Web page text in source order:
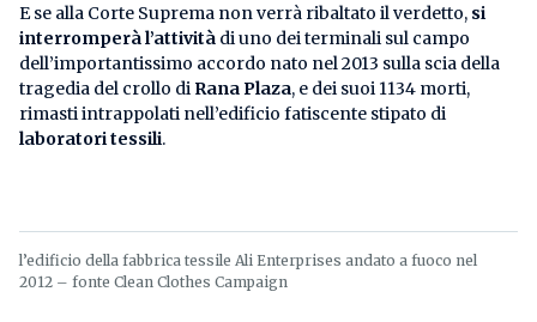
E se alla Corte Suprema non verrà ribaltato il verdetto, si
interromperà l’attività di uno dei terminali sul campo
dell’importantissimo accordo nato nel 2013 sulla scia della
tragedia del crollo di Rana Plaza, e dei suoi 1134 morti,
rimasti intrappolati nell’edificio fatiscente stipato di
laboratori tessili.
l’edificio della fabbrica tessile Ali Enterprises andato a fuoco nel
2012 – fonte Clean Clothes Campaign